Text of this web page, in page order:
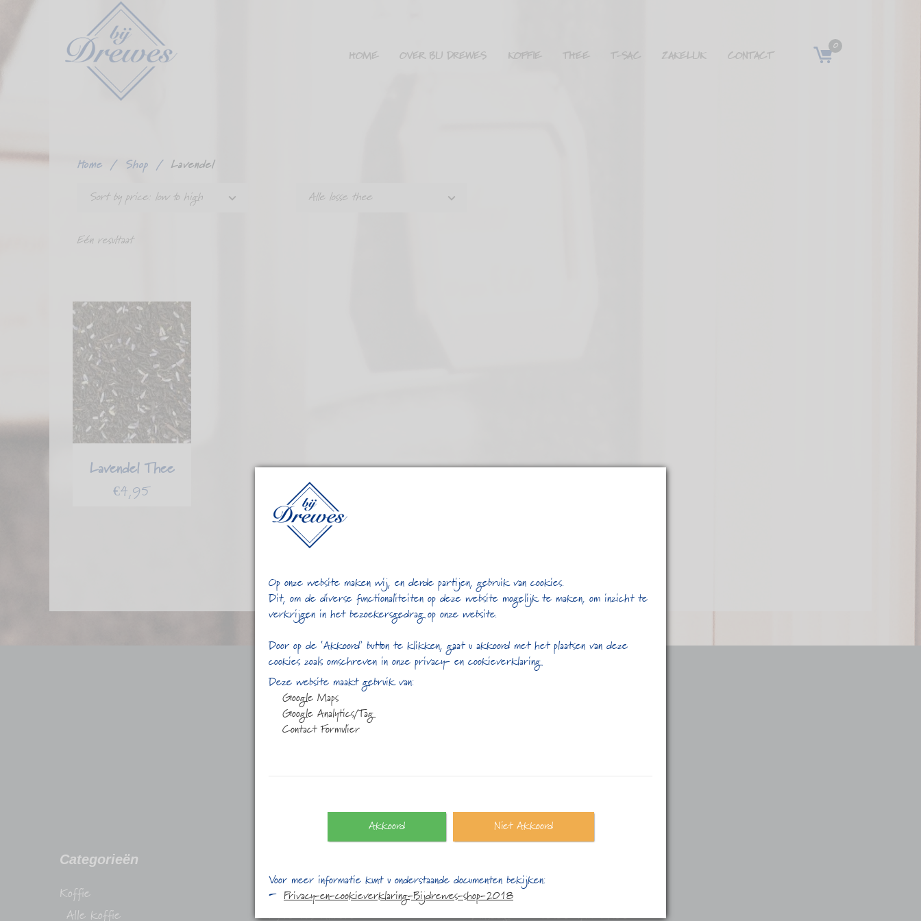
0
HOME OVER BIJ DREWES KOFFIE THEE T-SAC ZAKELIJK CONTACT
Home / Shop / Lavendel
Sort by price: low to high
Alle losse thee
Eén resultaat
Lavendel Thee
€4,95
Categorieën
Koffie
Alle koffie
Stadhuisplein 25
1315 HS Almere
Maandag:
Dinsdag:
10:00 t/m 17:00
Op onze website maken wij, en derde partijen, gebruik van cookies.
Dit, om de diverse functionaliteiten op deze website mogelijk te maken, om inzicht te
verkrijgen in het bezoekersgedrag op onze website.
Door op de ‘Akkoord’ button te klikken, gaat u akkoord met het plaatsen van deze
cookies zoals omschreven in onze privacy- en cookieverklaring
Deze website maakt gebruik van:
Google Maps
Google Analytics/Tag
Contact Formulier
Akkoord Niet Akkoord
Voor meer informatie kunt u onderstaande documenten bekijken:
Privacy-en-cookieverklaring-Bijdrewes-shop-2018